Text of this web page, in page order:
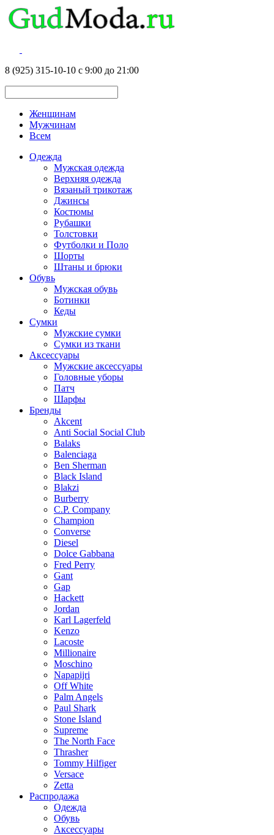
8 (925) 315-10-10 с 9:00 до 21:00
Женщинам
Мужчинам
Всем
Одежда
Мужская одежда
Верхняя одежда
Вязаный трикотаж
Джинсы
Костюмы
Рубашки
Толстовки
Футболки и Поло
Шорты
Штаны и брюки
Обувь
Мужская обувь
Ботинки
Кеды
Сумки
Мужские сумки
Сумки из ткани
Аксессуары
Мужские аксессуары
Головные уборы
Патч
Шарфы
Бренды
Akcent
Anti Social Social Club
Balaks
Balenciaga
Ben Sherman
Black Island
Blakzi
Burberry
C.P. Company
Champion
Converse
Diesel
Dolce Gabbana
Fred Perry
Gant
Gap
Hackett
Jordan
Karl Lagerfeld
Kenzo
Lacoste
Millionaire
Moschino
Napapijri
Off White
Palm Angels
Paul Shark
Stone Island
Supreme
The North Face
Thrasher
Tommy Hilfiger
Versace
Zetta
Распродажа
Одежда
Обувь
Аксессуары